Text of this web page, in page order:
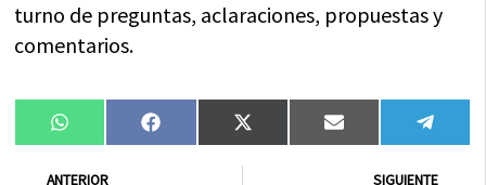
turno de preguntas, aclaraciones, propuestas y
comentarios.
Compartir
en
WhatsAppCompartir
en
FacebookCompartir
en
X
(Twitter)
Compartir
en
Email
en
ANTERIOR SIGUIENTE